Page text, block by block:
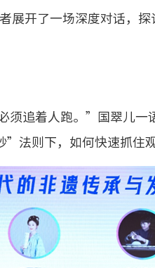
开了一场深度对话，
须追着人跑。”国翠儿一
法则下，如何快速抓住观